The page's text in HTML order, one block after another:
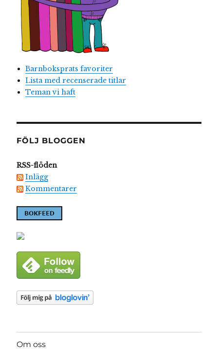
Barnboksprats favoriter
Lista med recenserade titlar
Teman vi haft
FÖLJ BLOGGEN
RSS-flöden
Inlägg
Kommentarer
Om oss